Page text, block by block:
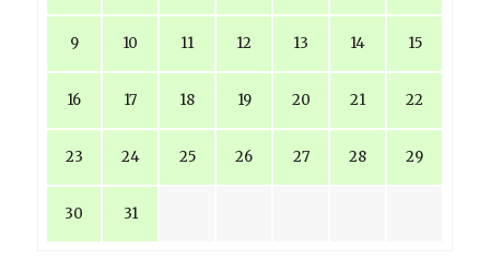
9 10 11 12 13 14 15
16 17 18 19 20 21 22
23 24 25 26 27 28 29
30 31